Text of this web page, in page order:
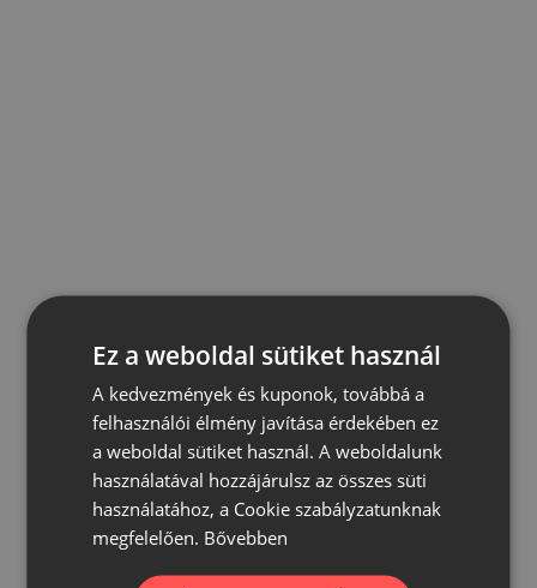
Ez a weboldal sütiket használ
A kedvezmények és kuponok, továbbá a
felhasználói élmény javítása érdekében ez
a weboldal sütiket használ. A weboldalunk
használatával hozzájárulsz az összes süti
használatához, a Cookie szabályzatunknak
megfelelően. Bővebben